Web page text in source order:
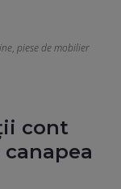
, piese de mobilier
cont